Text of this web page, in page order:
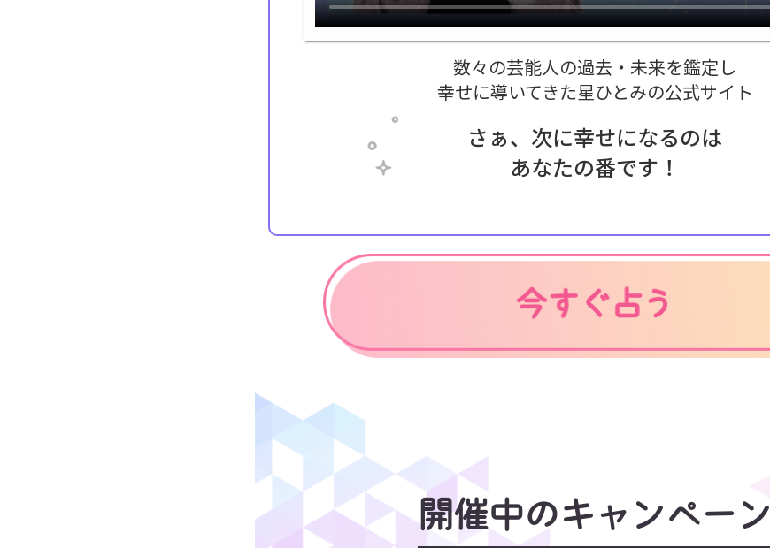
数々の芸能人の過去・未来を鑑定し
幸せに導いてきた星ひとみの公式サイト
さぁ、次に幸せになるのは
あなたの番です！
開催中のキャンペーン